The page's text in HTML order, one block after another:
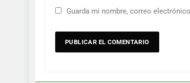
Guarda mi nombre, correo